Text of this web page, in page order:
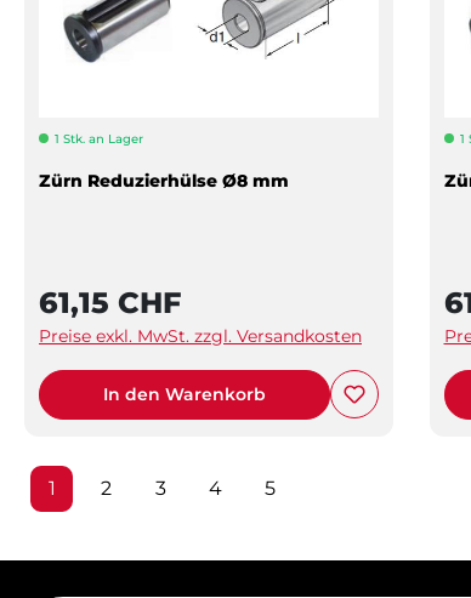
1 Stk. an Lager
Zürn Reduzierhülse Ø8 mm
61,15 CHF
Preise exkl. MwSt. zzgl. Versandkosten
In den Warenkorb
1
Seite
1 Seite
2 Seite
3 Seite
4 Seite
5